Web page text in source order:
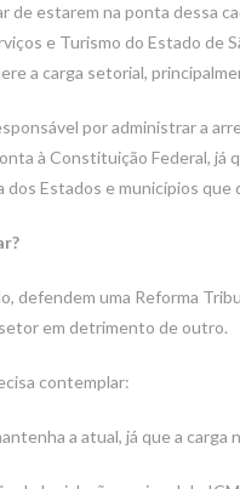
estarem na ponta dessa
e Turismo do Estado de
a carga setorial,
por administrar a
à Constituição Federal, já
Estados e municípios
defendem uma Reforma
em detrimento de outro.
contemplar:
a atual, já que a carga